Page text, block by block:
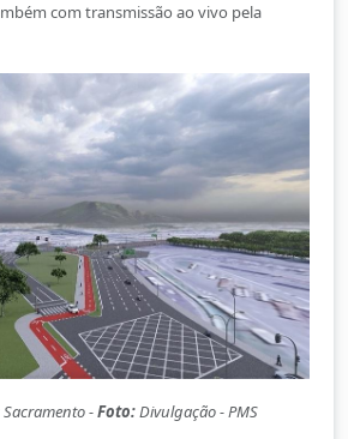
com transmissão ao vivo pela
-Foto:Divulgação - PMS